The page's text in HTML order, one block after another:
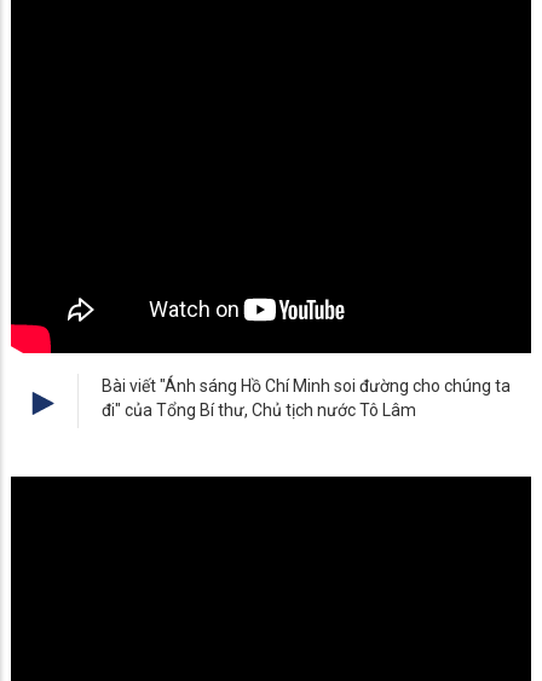
Bài viết "Ánh sáng Hồ Chí Minh soi đường cho chúng ta
đi" của Tổng Bí thư, Chủ tịch nước Tô Lâm